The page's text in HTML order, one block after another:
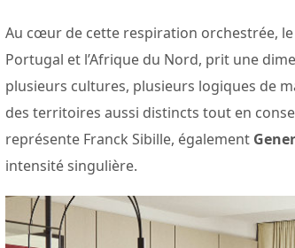
Au cœur de cette respiration orchestrée,
Portugal et l’Afrique du Nord, prit une
plusieurs cultures, plusieurs logiques de
des territoires aussi distincts tout en
représente Franck Sibille, également
intensité singulière.